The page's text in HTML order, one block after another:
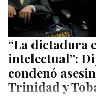
“La dictadura
intelectual”:
condenó
Trinidad y